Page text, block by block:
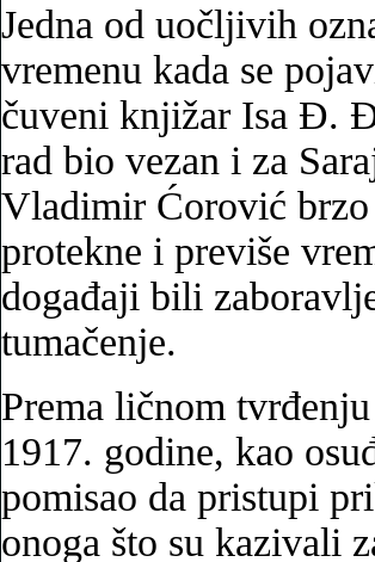
Jedna od uočljivih
vremenu kada se
čuveni knjižar Isa Đ.
rad bio vezan i za
Vladimir Ćorović brzo
protekne i previše
događaji bili
tumačenje.
Prema ličnom
1917. godine, kao
pomisao da pristupi
onoga što su kazivali